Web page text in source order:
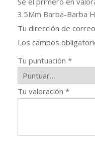
3.5Mm Barba-Barba
Tu dirección de
Los campos
Tu puntuación *
Tu valoración *